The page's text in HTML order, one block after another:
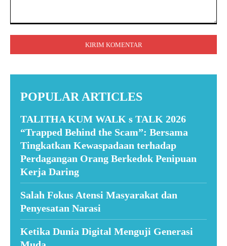
POPULAR ARTICLES
TALITHA KUM WALK s TALK 2026
“Trapped Behind the Scam”: Bersama
Tingkatkan Kewaspadaan terhadap
Perdagangan Orang Berkedok Penipuan
Kerja Daring
Salah Fokus Atensi Masyarakat dan
Penyesatan Narasi
Ketika Dunia Digital Menguji Generasi